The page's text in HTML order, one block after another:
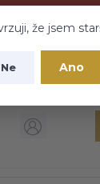
najdete vše a
že jsem
Ne Ano
CZK